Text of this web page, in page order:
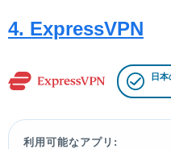
4. ExpressVPN
日
利用可能なアプリ: